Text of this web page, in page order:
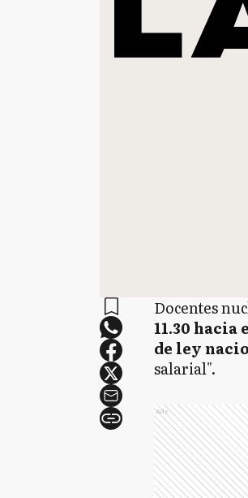
Docentes
11.30 hacia
de ley
salarial".
Ads